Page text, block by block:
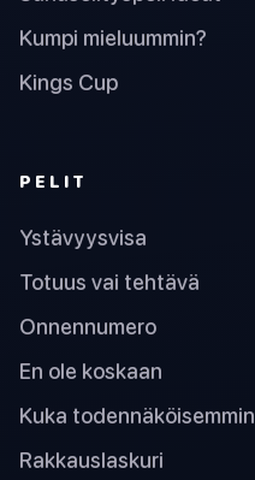
Kumpi mieluummin?
Kings Cup
PELIT
Ystävyysvisa
Totuus vai tehtävä
Onnennumero
En ole koskaan
Kuka todennäköisemmin
Rakkauslaskuri